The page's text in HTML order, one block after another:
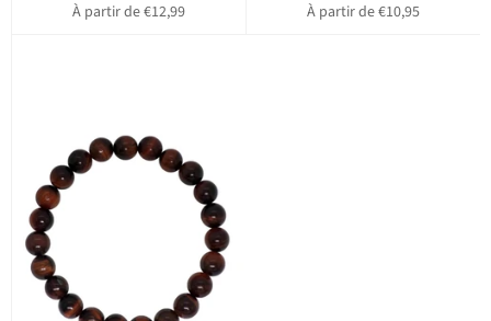
À partir de €12,99 À partir de €10,95